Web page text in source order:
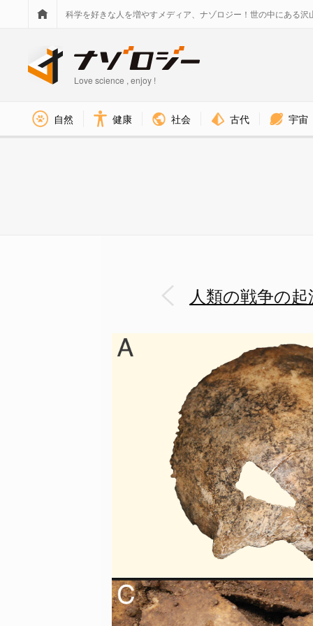
科学を好きな人を増やすメディア、ナゾロジー！世の中にある沢
Love science , enjoy !
自然 健康 社会 古代 宇宙
人類の戦争の